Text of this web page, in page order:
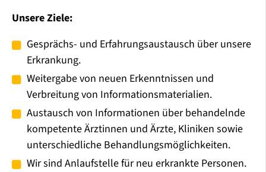
Unsere Ziele:
Gesprächs- und Erfahrungsaustausch über unsere
Erkrankung.
Weitergabe von neuen Erkenntnissen und
Verbreitung von Informationsmaterialien.
Austausch von Informationen über behandelnde
kompetente Ärztinnen und Ärzte, Kliniken sowie
unterschiedliche Behandlungsmöglichkeiten.
Wir sind Anlaufstelle für neu erkrankte Personen.